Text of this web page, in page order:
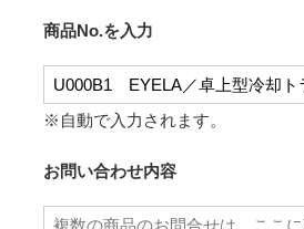
商品No.を入力
※自動で入力されます。
お問い合わせ内容